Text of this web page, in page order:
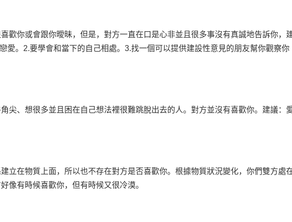
歡你或會跟你曖昧，但是，對方一直在口是心非並且很多事沒有真誠地告訴你，
愛。2.要學會和當下的自己相處。3.找一個可以提供建設性意見的朋友幫你觀察你
尖、想很多並且困在自己想法裡很難跳脫出去的人。對方並沒有喜歡你。建議：
立在物質上面，所以也不存在對方是否喜歡你。根據物質狀況變化，你們雙方處
像有時候喜歡你，但有時候又很冷漠。